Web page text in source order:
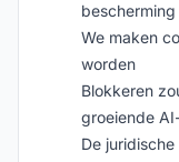
bescherming
We maken
worden
Blokkeren
groeiende
De